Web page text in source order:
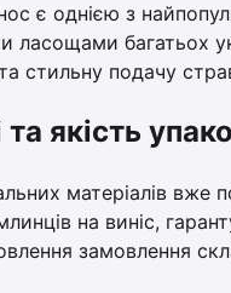
є однією з
багатьох
стильну подачу
якість
матеріалів вже
на виніс,
замовлення